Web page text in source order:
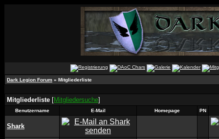
Dark Legion Forum » Mitgliederliste
Mitgliederliste [Mitgliedersuche]
Benutzername E-Mail Homepage PN
Shark